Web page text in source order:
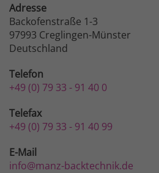
Adresse
Backofenstraße 1-3
97993 Creglingen-Münster
Deutschland
Telefon
+49 (0) 79 33 - 91 40 0
Telefax
+49 (0) 79 33 - 91 40 99
E-Mail
info@manz-backtechnik.de